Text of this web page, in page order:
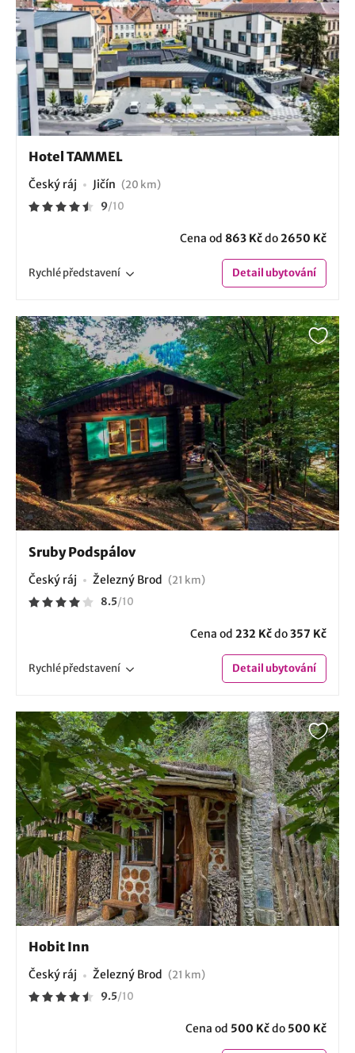
Hotel TAMMEL
Český ráj Jičín (20 km)
9/10
Cena od 863 Kčdo2650 Kč
Rychlépředstavení Detailubytování
Sruby Podspálov
Český ráj Železný Brod (21 km)
8.5/10
Cena od 232 Kčdo357 Kč
Rychlépředstavení Detailubytování
Hobit Inn
Český ráj Železný Brod
(21 km)
9.5/10
Cena od 500 Kčdo 500 Kč